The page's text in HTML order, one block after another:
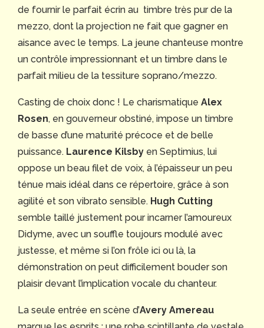
de fournir le parfait écrin au timbre très pur de la
mezzo, dont la projection ne fait que gagner en
aisance avec le temps. La jeune chanteuse montre
un contrôle impressionnant et un timbre dans le
parfait milieu de la tessiture soprano/mezzo.
Casting de choix donc ! Le charismatique Alex
Rosen, en gouverneur obstiné, impose un timbre
de basse d’une maturité précoce et de belle
puissance. Laurence Kilsby en Septimius, lui
oppose un beau filet de voix, à l’épaisseur un peu
ténue mais idéal dans ce répertoire, grâce à son
agilité et son vibrato sensible. Hugh Cutting
semble taillé justement pour incarner l’amoureux
Didyme, avec un souffle toujours modulé avec
justesse, et même si l’on frôle ici ou là, la
démonstration on peut difficilement bouder son
plaisir devant l’implication vocale du chanteur.
La seule entrée en scène d’Avery Amereau